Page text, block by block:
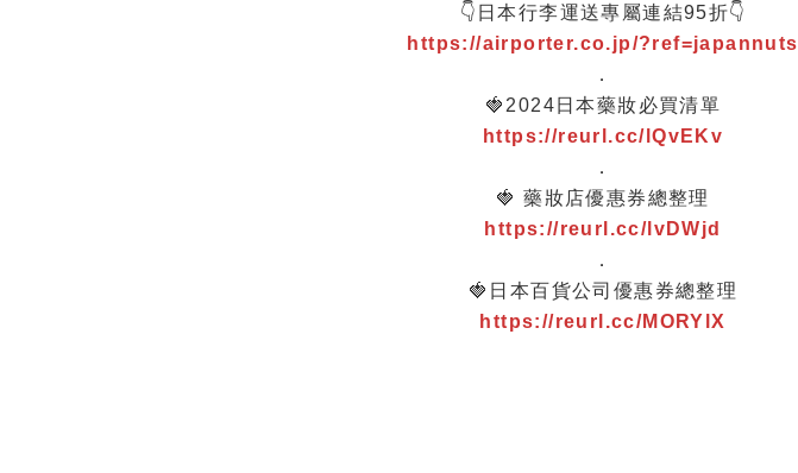
👇日本行李運送專屬連結95折👇
https://airporter.co.jp/?ref=japannuts
．
🍓2024日本藥妝必買清單
https://reurl.cc/lQvEKv
．
🍓 藥妝店優惠券總整理
https://reurl.cc/lvDWjd
．
🍓日本百貨公司優惠券總整理
https://reurl.cc/MORYlX